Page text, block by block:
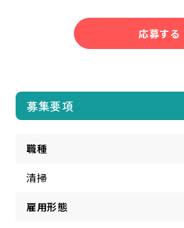
応募する
募集要項
職種
清掃
雇用形態